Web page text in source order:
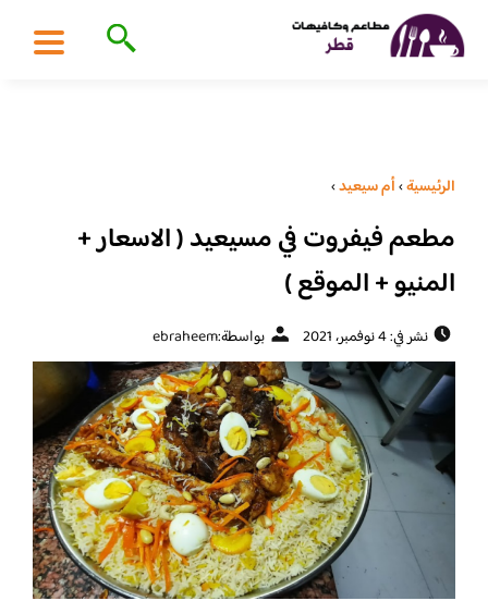
الرئيسية›أم سيعيد›
مطعم فيفروت في مسيعيد ( الاسعار +
المنيو + الموقع )
نشر في: 4 نوفمبر، 2021 بواسطة:ebraheem